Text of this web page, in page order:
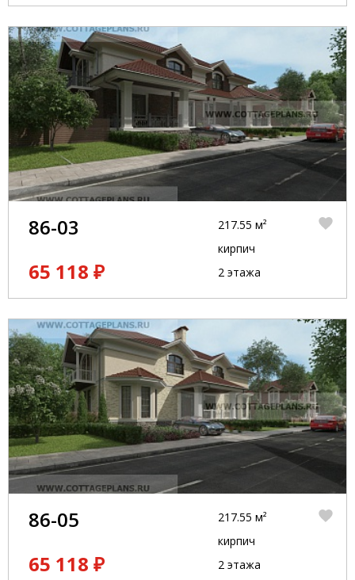
86-03
65 118 ₽
217.55 м²
кирпич
2 этажа
86-05
65 118 ₽
217.55 м²
кирпич
2 этажа